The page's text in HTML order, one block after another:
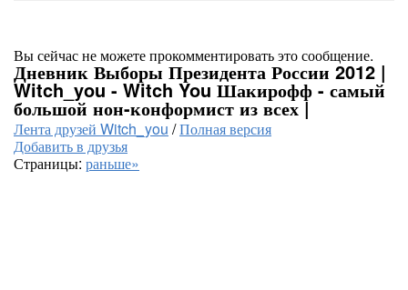
Вы сейчас не можете прокомментировать это сообщение.
Дневник Выборы Президента России 2012 |
Witch_you - Witch You Шакирофф - самый
большой нон-конформист из всех |
Лента друзей Witch_you /Полная версия
Добавить в друзья
Страницы: раньше»